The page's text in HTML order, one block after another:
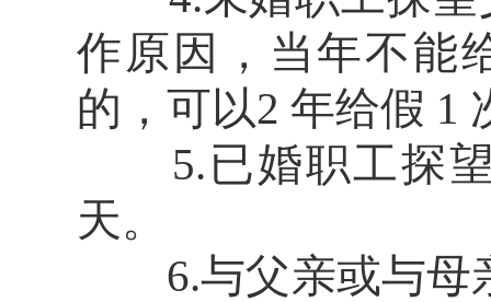
作原因，当年不能
的，可以2 年给假 1
5.已婚职工探望
天。
6.与父亲或与母